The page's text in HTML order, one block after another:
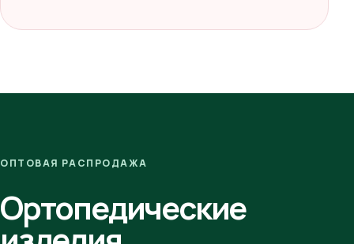
ОПТОВАЯ РАСПРОДАЖА
Ортопедические